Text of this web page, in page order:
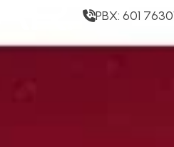
PBX: 601